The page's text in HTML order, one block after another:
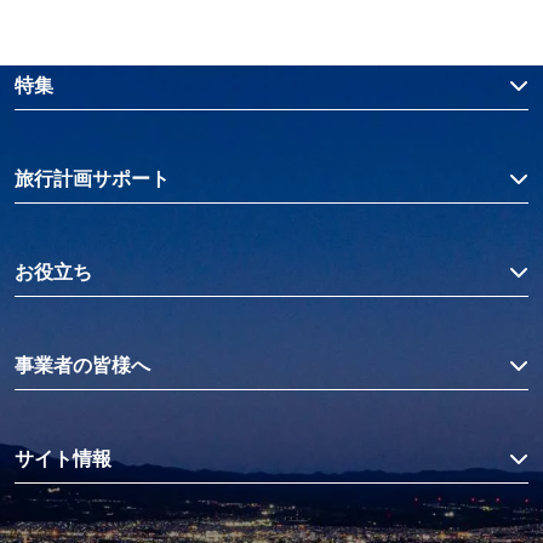
特集
旅行計画サポート
お役立ち
事業者の皆様へ
サイト情報